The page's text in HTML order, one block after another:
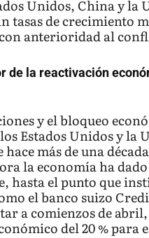
Unidos, China y la
tasas de crecimiento
anterioridad al
de la reactivación
y el bloqueo
Estados Unidos y la
hace más de una
la economía ha
hasta el punto que
el banco suizo
a comienzos de
del 20 % para